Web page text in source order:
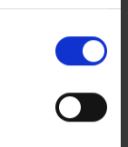
hjemmeside